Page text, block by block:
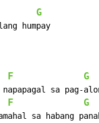
G
humpay
F G
sa pag-
F G
sa habang